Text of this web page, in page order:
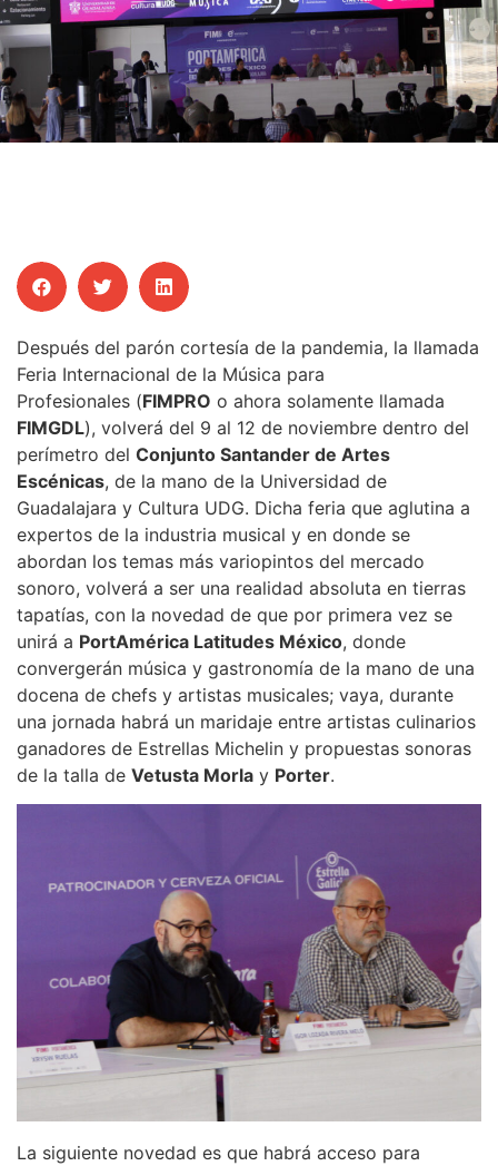
Después del parón cortesía de la pandemia, la llamada
Feria Internacional de la Música para
Profesionales (FIMPRO o ahora solamente llamada
FIMGDL), volverá del 9 al 12 de noviembre dentro del
perímetro del Conjunto Santander de Artes
Escénicas, de la mano de la Universidad de
Guadalajara y Cultura UDG. Dicha feria que aglutina a
expertos de la industria musical y en donde se
abordan los temas más variopintos del mercado
sonoro, volverá a ser una realidad absoluta en tierras
tapatías, con la novedad de que por primera vez se
unirá a PortAmérica Latitudes México, donde
convergerán música y gastronomía de la mano de una
docena de chefs y artistas musicales; vaya, durante
una jornada habrá un maridaje entre artistas culinarios
ganadores de Estrellas Michelin y propuestas sonoras
de la talla de Vetusta Morla y Porter.
La siguiente novedad es que habrá acceso para